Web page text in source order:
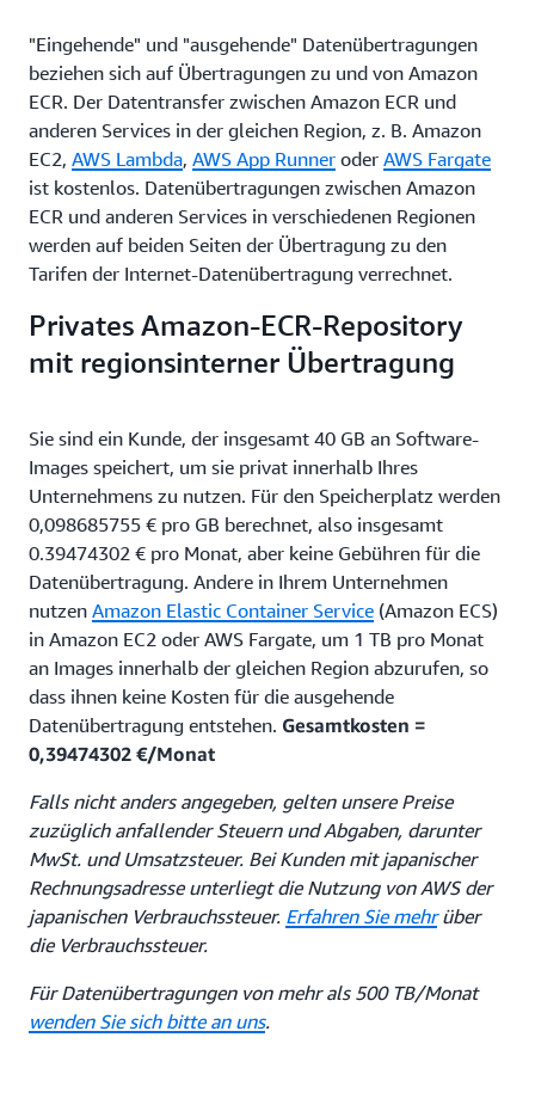
"Eingehende" und "ausgehende" Datenübertragungen
beziehen sich auf Übertragungen zu und von Amazon
ECR. Der Datentransfer zwischen Amazon ECR und
anderen Services in der gleichen Region, z. B. Amazon
EC2, AWS Lambda, AWS App Runner oder AWS Fargate
ist kostenlos. Datenübertragungen zwischen Amazon
ECR und anderen Services in verschiedenen Regionen
werden auf beiden Seiten der Übertragung zu den
Tarifen der Internet-Datenübertragung verrechnet.
Privates Amazon-ECR-Repository
mit regionsinterner Übertragung
Sie sind ein Kunde, der insgesamt 40 GB an Software-
Images speichert, um sie privat innerhalb Ihres
Unternehmens zu nutzen. Für den Speicherplatz werden
0,098685755 € pro GB berechnet, also insgesamt
0.39474302 € pro Monat, aber keine Gebühren für die
Datenübertragung. Andere in Ihrem Unternehmen
nutzen Amazon Elastic Container Service (Amazon ECS)
in Amazon EC2 oder AWS Fargate, um 1 TB pro Monat
an Images innerhalb der gleichen Region abzurufen, so
dass ihnen keine Kosten für die ausgehende
Datenübertragung entstehen. Gesamtkosten =
0,39474302 €/Monat
Falls nicht anders angegeben, gelten unsere Preise
zuzüglich anfallender Steuern und Abgaben, darunter
MwSt. und Umsatzsteuer. Bei Kunden mit japanischer
Rechnungsadresse unterliegt die Nutzung von AWS der
japanischen Verbrauchssteuer. Erfahren Sie mehrüber
die Verbrauchssteuer.
Für Datenübertragungen von mehr als 500 TB/Monat
wenden Sie sich bitte an uns.